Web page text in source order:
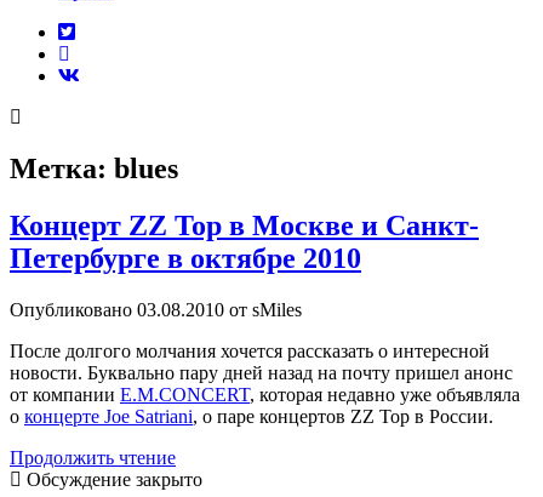
twitter
Метка: blues
Концерт ZZ Top в Москве и Санкт-
Петербурге в октябре 2010
Опубликовано 03.08.2010 от sMiles
После долгого молчания хочется рассказать о интересной
новости. Буквально пару дней назад на почту пришел анонс
от компании E.M.CONCERT, которая недавно уже объявляла
о концерте Joe Satriani, о паре концертов ZZ Top в России.
Продолжить чтениеКонцерт
ZZ
Обсуждение закрыто